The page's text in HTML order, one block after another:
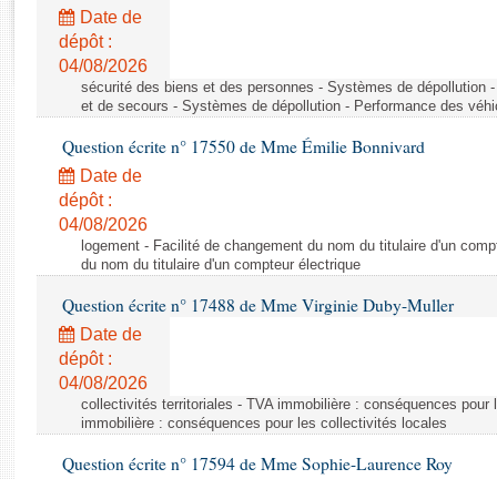
Rapports législatifs
Rapports sur l'application des lois
Baromètre de l’application des lois
Dossiers législatifs
Budget et sécurité sociale
Questions écrites et orales
Comptes rendus des débats
Date de
dépôt :
04/08/2026
sécurité des biens et des personnes - Systèmes de dépollution
et de secours - Systèmes de dépollution - Performance des
Question écrite n° 17550 de Mme Émilie Bonnivard
Date de
dépôt :
04/08/2026
logement - Facilité de changement du nom du titulaire d'un
du nom du titulaire d'un compteur électrique
Question écrite n° 17488 de Mme Virginie Duby-Muller
Date de
dépôt :
04/08/2026
collectivités territoriales - TVA immobilière : conséquences
immobilière : conséquences pour les collectivités locales
Question écrite n° 17594 de Mme Sophie-Laurence Roy